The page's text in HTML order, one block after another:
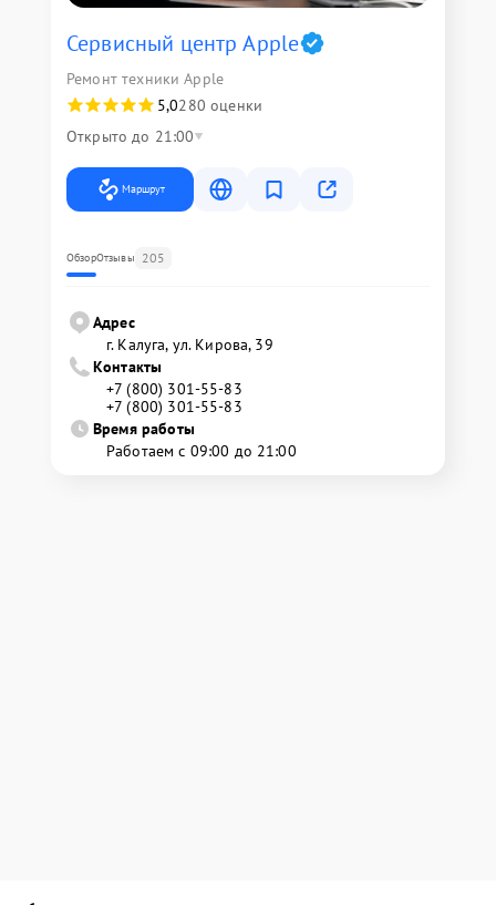
Сервисный центр Apple
Ремонт техники Apple
5,0280 оценки
Открыто до 21:00
Маршрут
ОбзорОтзывы 205
Адрес
г. Калуга, ул. Кирова, 39
Контакты
+7 (800) 301-55-83
+7 (800) 301-55-83
Время работы
Работаем с 09:00 до 21:00